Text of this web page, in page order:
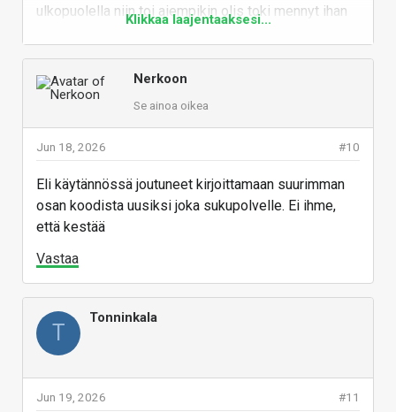
ulkopuolella niin toi aiempikin olis toki mennyt ihan
hyvin. Stream matriisivääntimet ja AI
arkkitehtuureissa samanarvoisessa asemassa ja
molemmilla tapahtuva laskenta on ”normaalia” CU:n
Vastaa
Klikkaa laajentaaksesi...
Nerkoon
Se ainoa oikea
#10
Jun 18, 2026
Eli käytännössä joutuneet kirjoittamaan suurimman
osan koodista uusiksi joka sukupolvelle. Ei ihme,
että kestää
Vastaa
T
Tonninkala
#11
Jun 19, 2026